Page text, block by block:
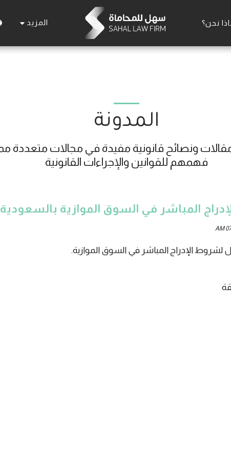
نحن؟ المزيد
المدونة
فهمهم للقوانين والإجراءات القانونية
المباشر في السوق الموازية بالسعودية
لشروط الإدراج المباشر في السوق الموازية.